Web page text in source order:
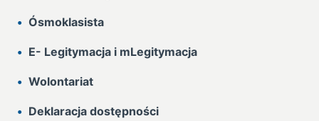
Ósmoklasista
E- Legitymacja i mLegitymacja
Wolontariat
Deklaracja dostępności